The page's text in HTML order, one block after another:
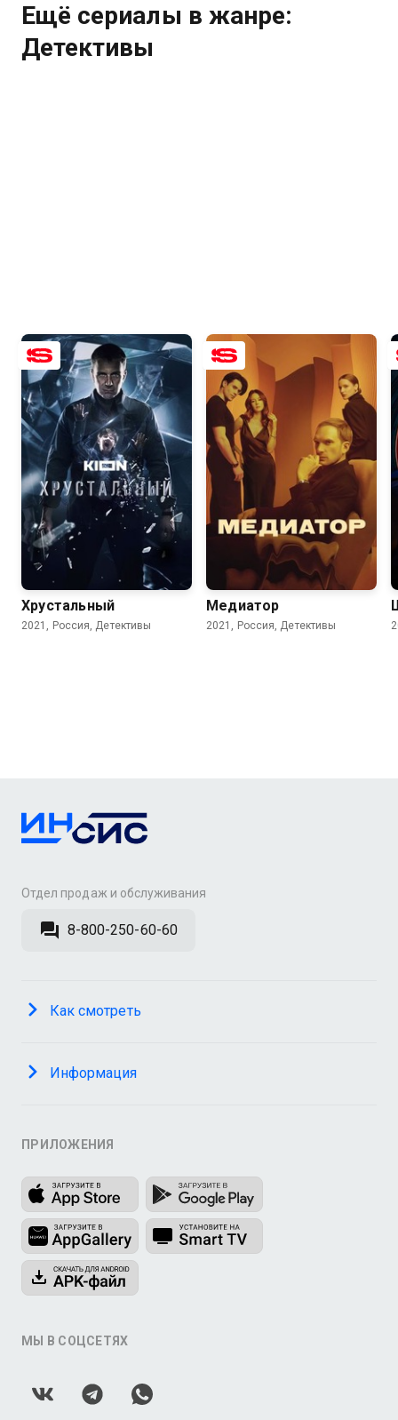
Ещё сериалы в жанре:
Детективы
8.3 7.7
Хрустальный
2021, Россия, Детективы
6.8
Медиатор
2021, Россия, Детективы
Отдел продаж и обслуживания
8-800-250-60-60
Как смотреть
Информация
ПРИЛОЖЕНИЯ
МЫ В СОЦСЕТЯХ